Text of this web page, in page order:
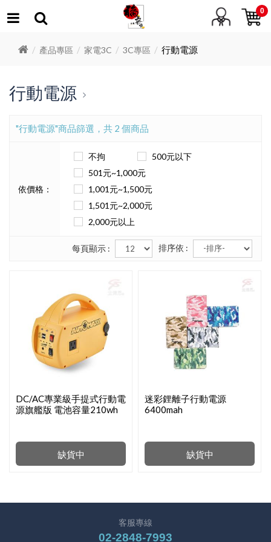
0
產品專區 家電3C 3C專區 行動電源
行動電源
"行動電源"商品篩選，共 2 個商品
依價格：
不拘
500元以下
501元~1,000元
1,001元~1,500元
1,501元~2,000元
2,000元以上
排序依 :
每頁顯示 :
缺貨中
DC/AC專業級手提式行動電
源旗艦版 電池容量210wh
缺貨中
迷彩鋰離子行動電源
6400mah
客服專線
02-2848-7993